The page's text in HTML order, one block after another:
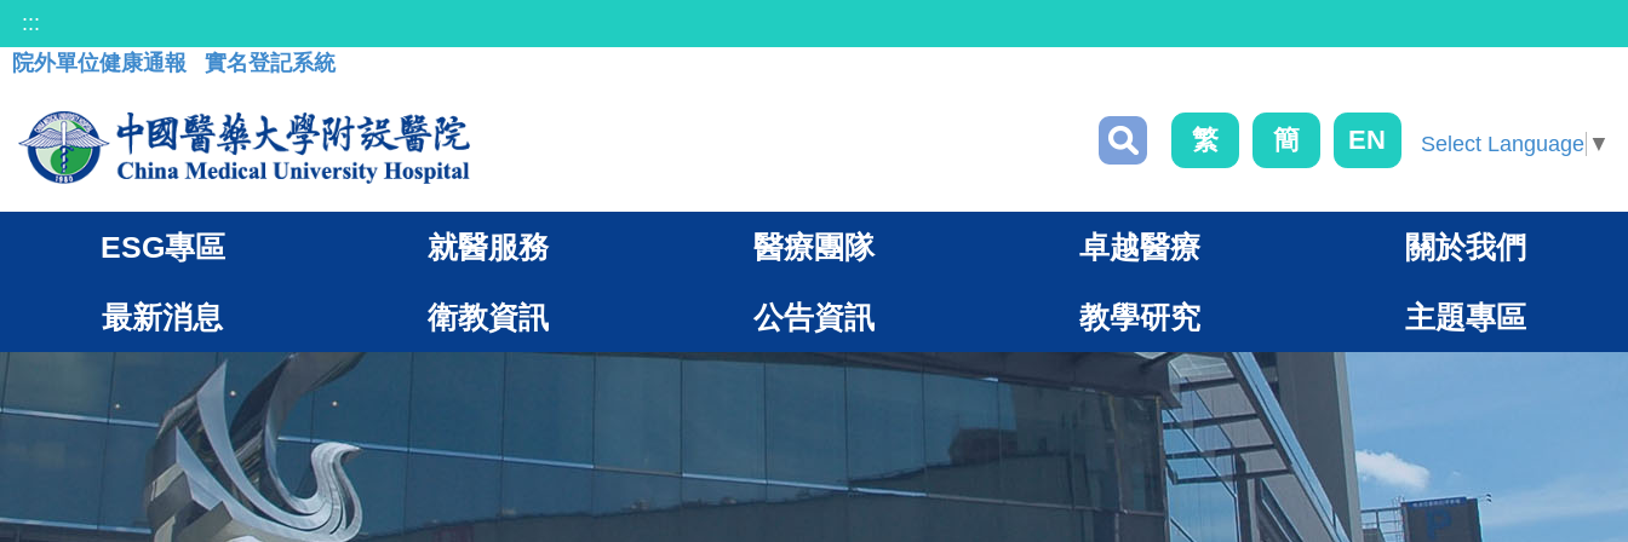
:::
院外單位健康通報
實名登記系統
繁 簡 EN Select Language ▼
ESG專區 就醫服務 醫療團隊 卓越醫療 關於我們
最新消息 衛教資訊 公告資訊 教學研究 主題專區